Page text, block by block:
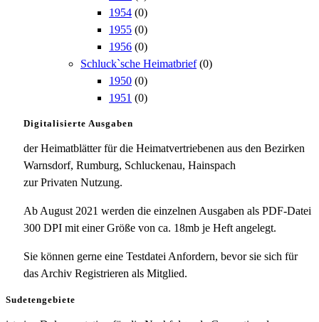
1954 (0)
1955 (0)
1956 (0)
Schluck`sche Heimatbrief (0)
1950 (0)
1951 (0)
Digitalisierte Ausgaben
der Heimatblätter für die Heimatvertriebenen aus den Bezirken
Warnsdorf, Rumburg, Schluckenau, Hainspach
zur Privaten Nutzung.
Ab August 2021 werden die einzelnen Ausgaben als PDF-Datei
300 DPI mit einer Größe von ca. 18mb je Heft angelegt.
Sie können gerne eine Testdatei Anfordern, bevor sie sich für
das Archiv Registrieren als Mitglied.
Sudetengebiete